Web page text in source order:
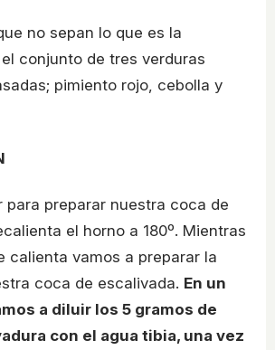
no sepan lo que es la
conjunto de tres verduras
pimiento rojo, cebolla y
para preparar nuestra coca de
el horno a 180º. Mientras
calienta vamos a preparar la
coca de escalivada. En un
a diluir los 5 gramos de
con el agua tibia, una vez